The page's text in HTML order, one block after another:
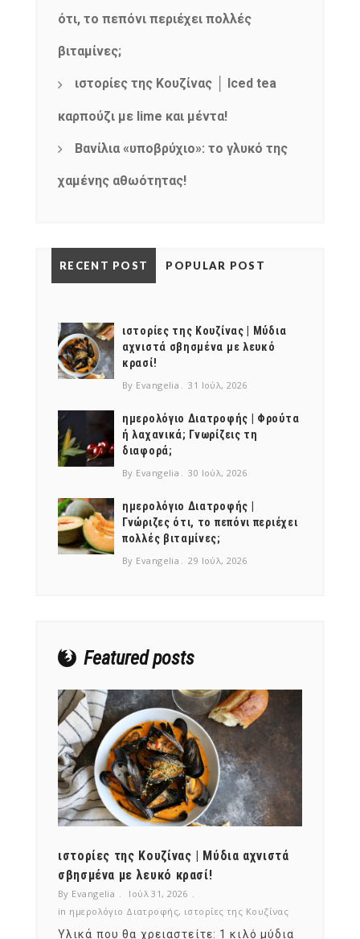
ότι, το πεπόνι περιέχει πολλές
βιταμίνες;
ιστορίες της Κουζίνας │ Iced tea
καρπούζι με lime και μέντα!
Βανίλια «υποβρύχιο»: το γλυκό της
χαμένης αθωότητας!
RECENT POST POPULAR POST
ιστορίες της Κουζίνας | Μύδια
αχνιστά σβησμένα με λευκό
κρασί!
By Evangelia 31 Ιούλ, 2026
ημερολόγιο Διατροφής | Φρούτα
ή λαχανικά; Γνωρίζεις τη
διαφορά;
By Evangelia 30 Ιούλ, 2026
ημερολόγιο Διατροφής |
Γνώριζες ότι, το πεπόνι περιέχει
πολλές βιταμίνες;
By Evangelia 29 Ιούλ, 2026
Featured posts
ιστορίες της Κουζίνας | Μύδια αχνιστά
σβησμένα με λευκό κρασί!
By Evangelia
Ιούλ 31, 2026
in ημερολόγιο Διατροφής, ιστορίες της Κουζίνας
Υλικά που θα χρειαστείτε: 1 κιλό μύδια